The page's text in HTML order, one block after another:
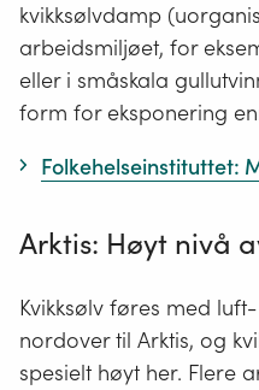
kvikksølvdamp
arbeidsmiljøet, for
eller i småskala
form for eksponering
Folkehelseinstituttet:
Arktis: Høyt nivå
Kvikksølv føres med
nordover til Arktis, og
spesielt høyt her. Flere